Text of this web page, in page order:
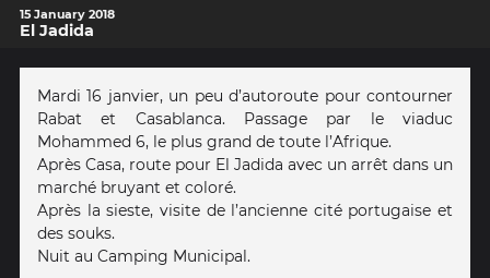
15 January 2018
El Jadida
Mardi 16 janvier, un peu d’autoroute pour contourner
Rabat et Casablanca. Passage par le viaduc
Mohammed 6, le plus grand de toute l’Afrique.
Après Casa, route pour El Jadida avec un arrêt dans un
marché bruyant et coloré.
Après la sieste, visite de l’ancienne cité portugaise et
des souks.
Nuit au Camping Municipal.